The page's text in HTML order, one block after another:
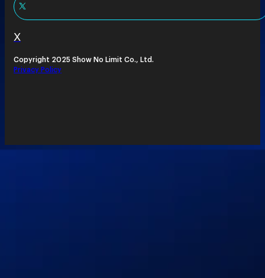
X
Copyright 2025 Show No Limit Co., Ltd.
Privacy Policy